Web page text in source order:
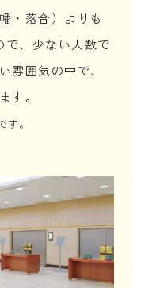
・落合）よりも
、少ない人数で
雰囲気の中で、
す。
。